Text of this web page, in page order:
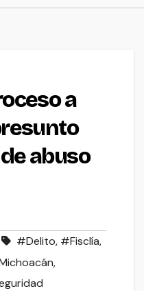
a
abuso
#Delito, #Fisclía,
,